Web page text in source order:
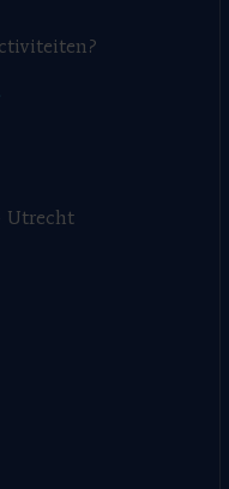
Utrecht